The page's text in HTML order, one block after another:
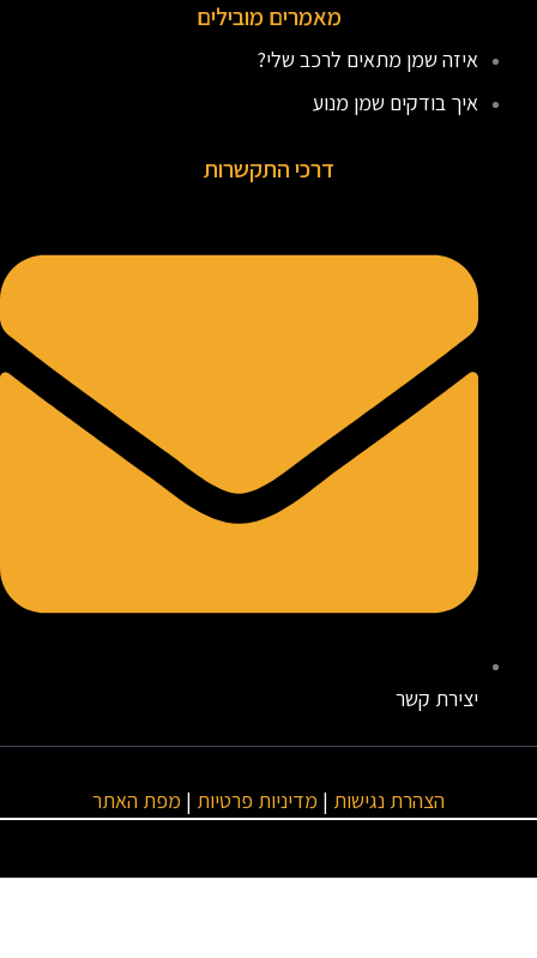
מאמרים מובילים
איזה שמן מתאים לרכב שלי?
איך בודקים שמן מנוע
דרכי התקשרות
יצירת קשר
הצהרת נגישות| מדיניות פרטיות| מפת האתר